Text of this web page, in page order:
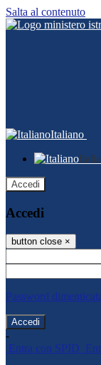
Salta al contenuto
Italiano
Accedi
Accedi
button close ×
Password
-
Entra con SPID